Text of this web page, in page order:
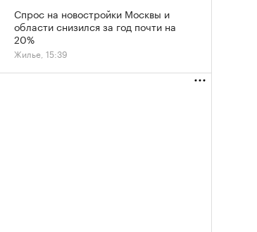
Спрос на новостройки Москвы и
области снизился за год почти на
20%
Жилье, 15:39